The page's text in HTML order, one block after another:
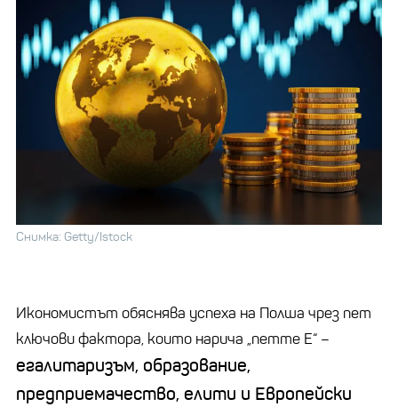
Снимка: Getty/Istock
Икономистът обяснява успеха на Полша чрез пет
ключови фактора, които нарича „петте Е“ –
егалитаризъм, образование,
предприемачество, елити и Европейски